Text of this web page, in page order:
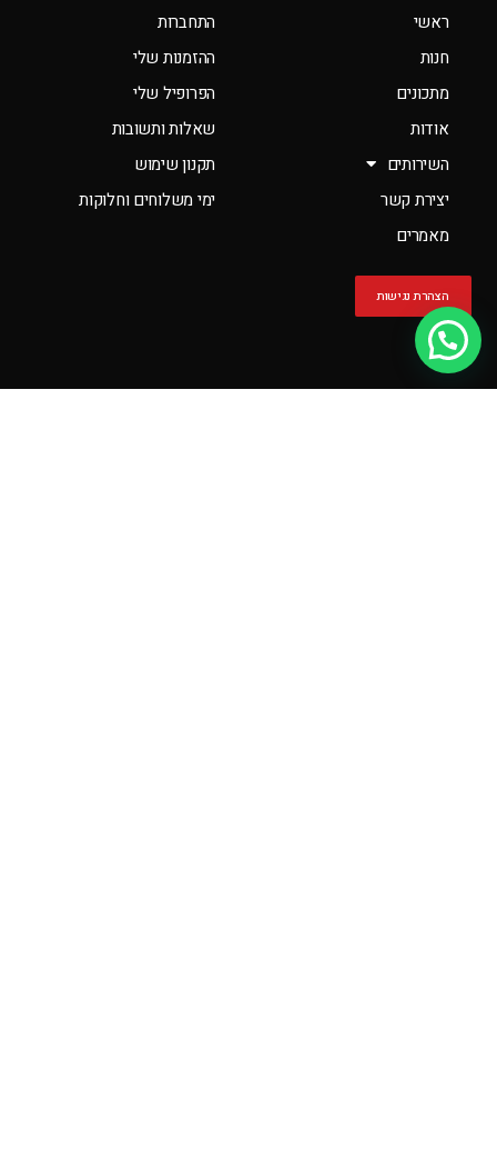
ראשי
חנות
מתכונים
אודות
השירותים
יצירת קשר
מאמרים
הצהרת נגישות
התחברות
ההזמנות שלי
הפרופיל שלי
שאלות ותשובות
תקנון שימוש
ימי משלוחים וחלוקות